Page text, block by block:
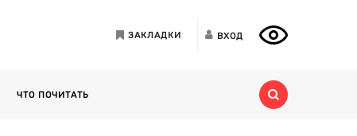
ЗАКЛАДКИ ВХОД
ЧТО ПОЧИТАТЬ